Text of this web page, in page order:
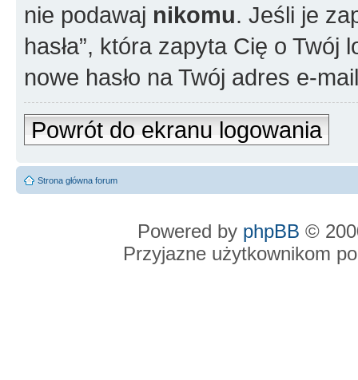
nie podawaj nikomu. Jeśli je
hasła”, która zapyta Cię o
nowe hasło na Twój adres e-
Powrót do ekranu logowania
Strona główna forum
Powered by phpBB ©
Przyjazne użytkownikom